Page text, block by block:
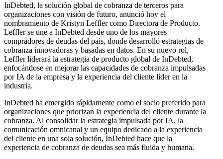
InDebted, la solución global de cobranza de terceros para
organizaciones con visión de futuro, anunció hoy el
nombramiento de Kristyn Leffler como Directora de Producto.
Leffler se une a InDebted desde uno de los mayores
compradores de deudas del país, donde desarrolló estrategias de
cobranza innovadoras y basadas en datos. En su nuevo rol,
Leffler liderará la estrategia de producto global de InDebted,
enfocándose en mejorar las capacidades de cobranza impulsadas
por IA de la empresa y la experiencia del cliente líder en la
industria.
InDebted ha emergido rápidamente como el socio preferido para
organizaciones que priorizan la experiencia del cliente durante la
cobranza. Al consolidar la estrategia impulsada por IA, la
comunicación omnicanal y un equipo dedicado a la experiencia
del cliente en una sola solución, InDebted hace que la
experiencia de cobranza de deudas sea más fluida y humana.